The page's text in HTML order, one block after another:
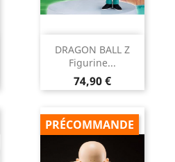
DRAGON BALL Z
Figurine...
Prix
74,90 €
PRÉCOMMANDE